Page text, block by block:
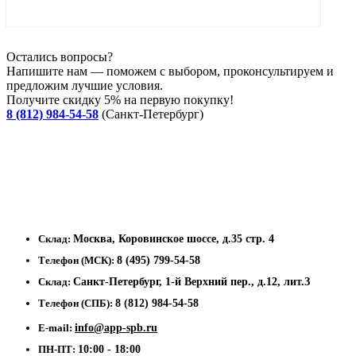
Остались вопросы?
Напишите нам — поможем с выбором, проконсультируем и
предложим лучшие условия.
Получите скидку 5% на первую покупку!
8 (812) 984-54-58 (Санкт-Петербург)
Склад: Москва, Коровинское шоссе, д.35 стр. 4
Телефон (МСК): 8 (495) 799-54-58
Склад: Санкт-Петербург, 1-й Верхний пер., д.12, лит.З
Телефон (СПБ): 8 (812) 984-54-58
E-mail: info@app-spb.ru
ПН-ПТ: 10:00 - 18:00